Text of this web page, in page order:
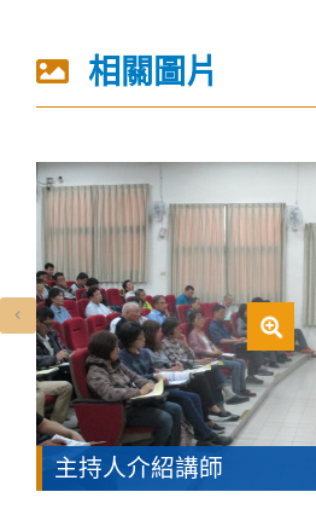
相關圖片
主持人介紹講師